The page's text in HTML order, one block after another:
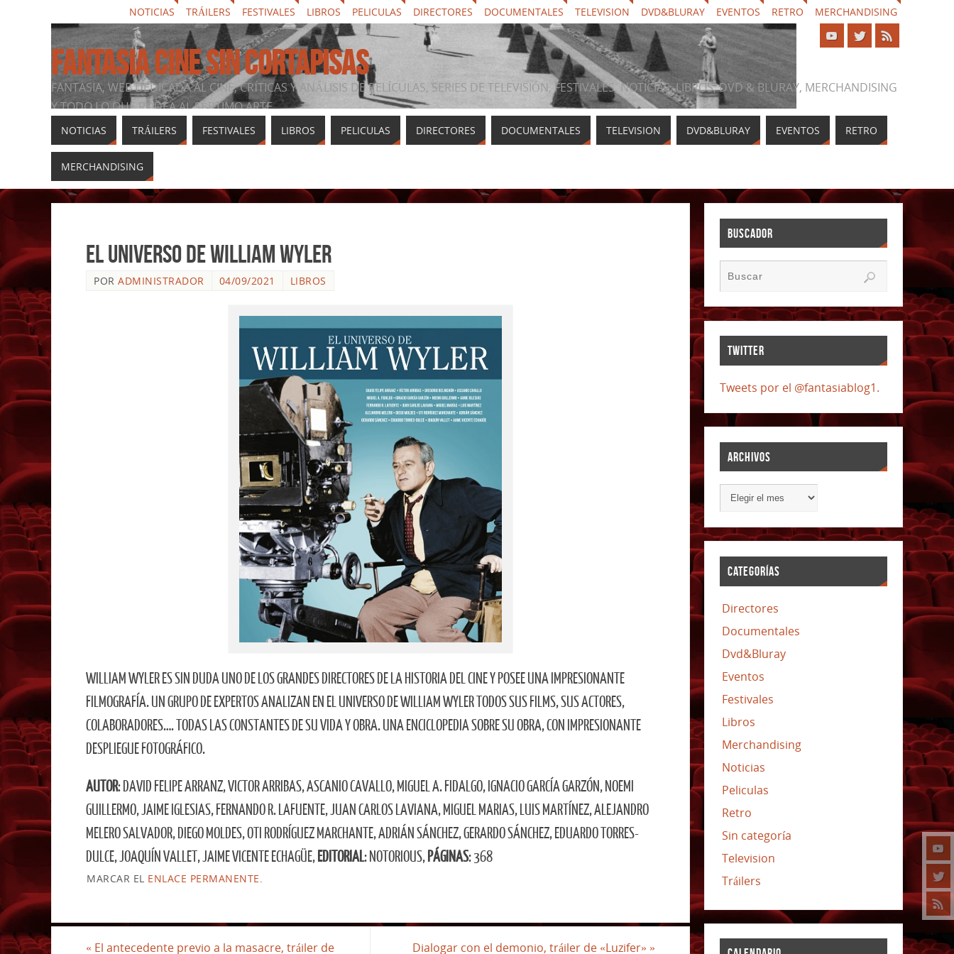
NOTICIAS TRÁILERS FESTIVALES LIBROS PELICULAS DIRECTORES DOCUMENTALES TELEVISION DVD&BLURAY EVENTOS RETRO MERCHANDISING
FANTASIA CINE SIN CORTAPISAS
FANTASIA, WEB DEDICADA AL CINE, CRÍTICAS Y ANÁLISIS DE PELÍCULAS, SERIES DE TELEVISIÓN, FESTIVALES, NOTICIAS, LIBROS, DVD & BLURAY, MERCHANDISING
Y TODO LO QUE RODEA AL SÉPTIMO ARTE
NOTICIAS TRÁILERS FESTIVALES LIBROS PELICULAS DIRECTORES DOCUMENTALES TELEVISION DVD&BLURAY EVENTOS RETRO
MERCHANDISING
El universo de William Wyler
POR ADMINISTRADOR 04/09/2021 LIBROS
WILLIAM WYLER ES SIN DUDA UNO DE LOS GRANDES DIRECTORES DE LA HISTORIA DEL CINE Y POSEE UNA IMPRESIONANTE
FILMOGRAFÍA. UN GRUPO DE EXPERTOS ANALIZAN EN EL UNIVERSO DE WILLIAM WYLER TODOS SUS FILMS, SUS ACTORES,
COLABORADORES…. TODAS LAS CONSTANTES DE SU VIDA Y OBRA. UNA ENCICLOPEDIA SOBRE SU OBRA, CON IMPRESIONANTE
DESPLIEGUE FOTOGRÁFICO.
AUTOR: DAVID FELIPE ARRANZ, VICTOR ARRIBAS, ASCANIO CAVALLO, MIGUEL A. FIDALGO, IGNACIO GARCÍA GARZÓN, NOEMI
GUILLERMO, JAIME IGLESIAS, FERNANDO R. LAFUENTE, JUAN CARLOS LAVIANA, MIGUEL MARIAS, LUIS MARTÍNEZ, ALEJANDRO
MELERO SALVADOR, DIEGO MOLDES, OTI RODRÍGUEZ MARCHANTE, ADRIÁN SÁNCHEZ, GERARDO SÁNCHEZ, EDUARDO TORRES-
DULCE, JOAQUÍN VALLET, JAIME VICENTE ECHAGÜE, EDITORIAL: NOTORIOUS, PÁGINAS: 368
MARCAR EL ENLACE PERMANENTE.
« El antecedente previo a la masacre, tráiler de
Dialogar con el demonio, tráiler de «Luzifer» »
BUSCADOR
TWITTER
Tweets por el @fantasiablog1.
ARCHIVOS
CATEGORÍAS
Directores
Documentales
Dvd&Bluray
Eventos
Festivales
Libros
Merchandising
Noticias
Peliculas
Retro
Sin categoría
Television
Tráilers